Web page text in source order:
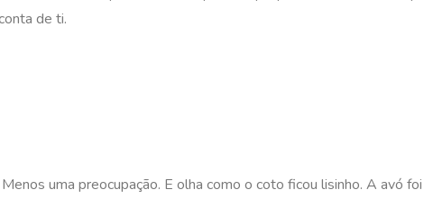
de ti.
uma preocupação. E olha como o coto ficou lisinho. A avó